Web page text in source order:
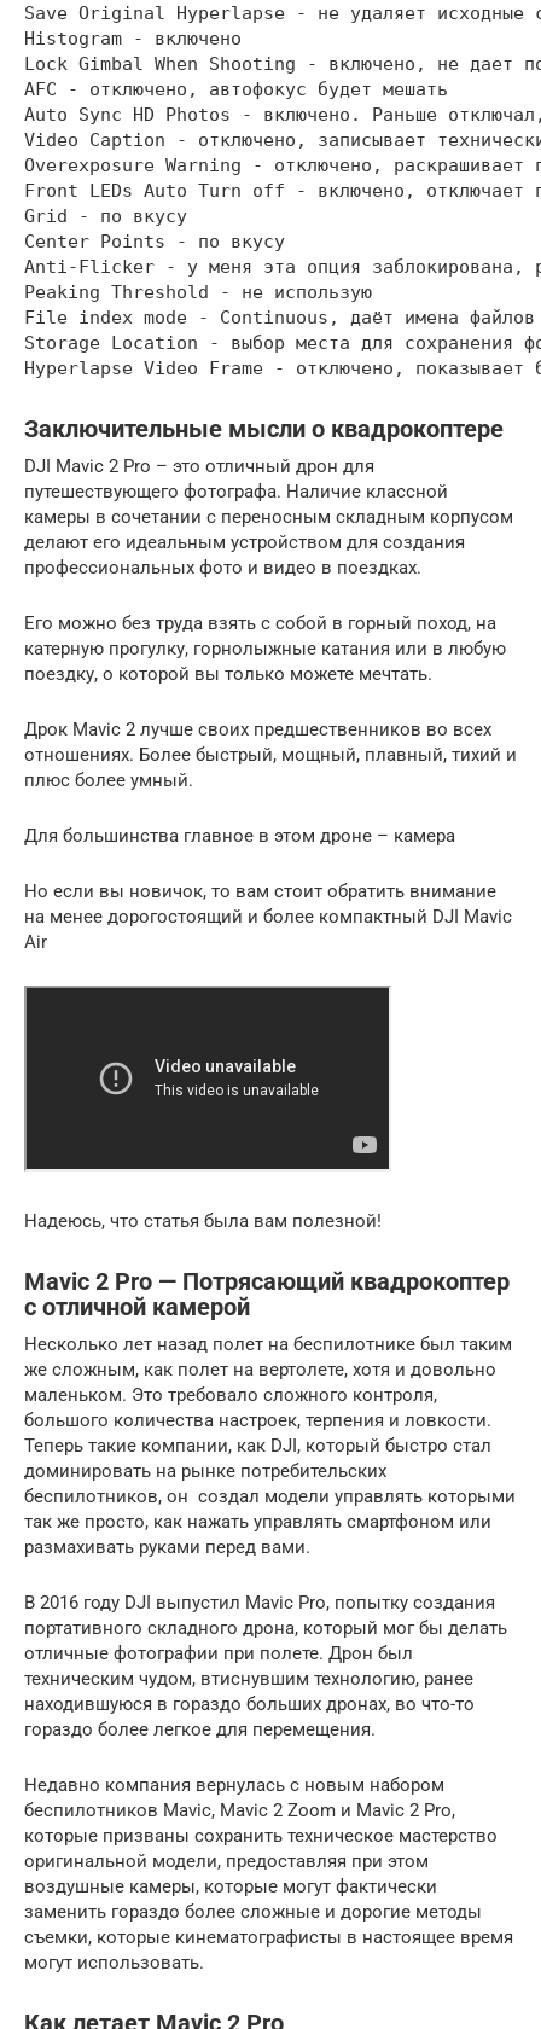
Save Original Hyperlapse - не удаляет исходные
Histogram - включено
Lock Gimbal When Shooting - включено, не дает
AFC - отключено, автофокус будет мешать
Auto Sync HD Photos - включено. Раньше
Video Caption - отключено, записывает
Overexposure Warning - отключено, раскрашивает
Front LEDs Auto Turn off - включено, отключает
Grid - по вкусу
Center Points - по вкусу
Anti-Flicker - у меня эта опция заблокирована,
Peaking Threshold - не использую
File index mode - Continuous, даёт имена файлов
Storage Location - выбор места для сохранения
Заключительные мысли о квадрокоптере
DJI Mavic 2 Pro – это отличный дрон для
путешествующего фотографа. Наличие классной
камеры в сочетании с переносным складным корпусом
делают его идеальным устройством для создания
профессиональных фото и видео в поездках.
Его можно без труда взять с собой в горный поход, на
катерную прогулку, горнолыжные катания или в любую
поездку, о которой вы только можете мечтать.
Дрок Mavic 2 лучше своих предшественников во всех
отношениях. Более быстрый, мощный, плавный, тихий и
плюс более умный.
Для большинства главное в этом дроне – камера
Но если вы новичок, то вам стоит обратить внимание
на менее дорогостоящий и более компактный DJI Mavic
Air
Надеюсь, что статья была вам полезной!
Mavic 2 Pro — Потрясающий квадрокоптер
с отличной камерой
Несколько лет назад полет на беспилотнике был таким
же сложным, как полет на вертолете, хотя и довольно
маленьком. Это требовало сложного контроля,
большого количества настроек, терпения и ловкости.
Теперь такие компании, как DJI, который быстро стал
доминировать на рынке потребительских
беспилотников, он создал модели управлять которыми
так же просто, как нажать управлять смартфоном или
размахивать руками перед вами.
В 2016 году DJI выпустил Mavic Pro, попытку создания
портативного складного дрона, который мог бы делать
отличные фотографии при полете. Дрон был
техническим чудом, втиснувшим технологию, ранее
находившуюся в гораздо больших дронах, во что-то
гораздо более легкое для перемещения.
Недавно компания вернулась с новым набором
беспилотников Mavic, Mavic 2 Zoom и Mavic 2 Pro,
которые призваны сохранить техническое мастерство
оригинальной модели, предоставляя при этом
воздушные камеры, которые могут фактически
заменить гораздо более сложные и дорогие методы
съемки, которые кинематографисты в настоящее время
могут использовать.
Как летает Mavic 2 Pro